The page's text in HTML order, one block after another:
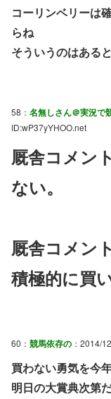
コーリンベリーは
らね
そういうのはある
58： 名無しさん＠実況で
ID:wP37yYHOO.net
厩舎コメン
ない。
厩舎コメン
積極的に買い
60： 競馬依存の ：2014/
買わない勇気を今
明日の大賞典次第